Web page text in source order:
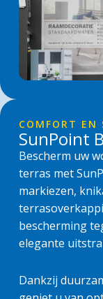
COMFORT EN
SunPoint
Bescherm uw
terras met
markiezen,
bescherming
elegante
Dankzij